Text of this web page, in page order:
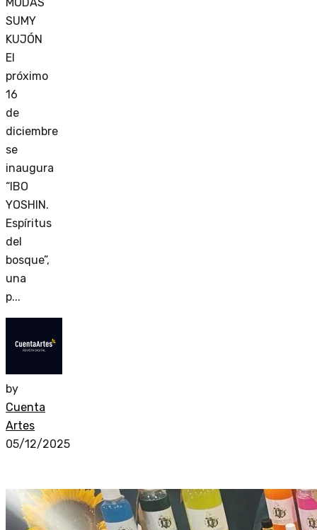
MODAS
SUMY
KUJÓN
El
próximo
16
de
diciembre
se
inaugura
“IBO
YOSHIN.
Espíritus
del
bosque”,
una
p...
by
Cuenta
Artes
05/12/2025